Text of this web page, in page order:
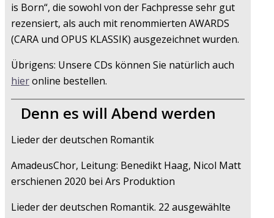
is Born“, die sowohl von der Fachpresse sehr gut
rezensiert, als auch mit renommierten AWARDS
(CARA und OPUS KLASSIK) ausgezeichnet wurden.
Übrigens: Unsere CDs können Sie natürlich auch
hieronline bestellen.
Denn es will Abend werden
Lieder der deutschen Romantik
AmadeusChor, Leitung: Benedikt Haag, Nicol Matt
erschienen 2020 bei Ars Produktion
Lieder der deutschen Romantik. 22 ausgewählte